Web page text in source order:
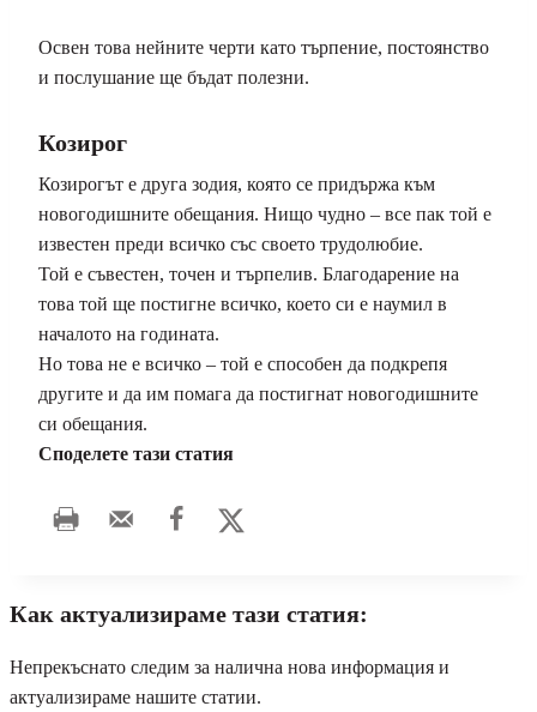
Освен това нейните черти като търпение, постоянство
и послушание ще бъдат полезни.
Козирог
Козирогът е друга зодия, която се придържа към
новогодишните обещания. Нищо чудно – все пак той е
известен преди всичко със своето трудолюбие.
Той е съвестен, точен и търпелив. Благодарение на
това той ще постигне всичко, което си е наумил в
началото на годината.
Но това не е всичко – той е способен да подкрепя
другите и да им помага да постигнат новогодишните
си обещания.
Споделете тази статия
Как актуализираме тази статия:
Непрекъснато следим за налична нова информация и
актуализираме нашите статии.